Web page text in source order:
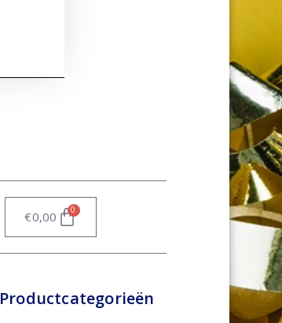
€0,00 0
Productcategorieën